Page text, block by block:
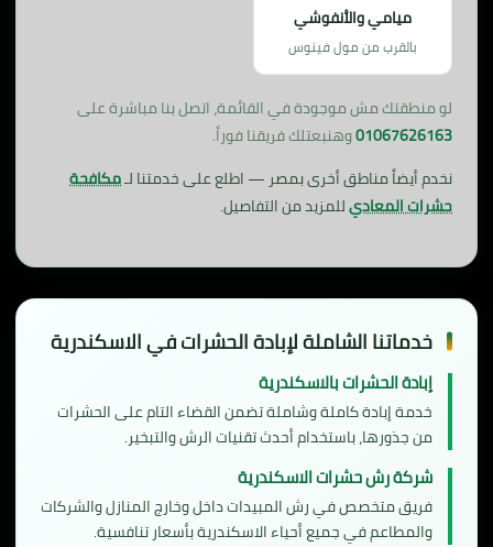
ميامي والأنفوشي
بالقرب من مول فينوس
لو منطقتك مش موجودة في القائمة، اتصل بنا مباشرة على
01067626163وهنبعتلك فريقنا فوراً.
نخدم أيضاً مناطق أخرى بمصر — اطلع على خدمتنا لـمكافحة
حشرات المعاديللمزيد من التفاصيل.
خدماتنا الشاملة لإبادة الحشرات في الاسكندرية
إبادة الحشرات بالاسكندرية
خدمة إبادة كاملة وشاملة تضمن القضاء التام على الحشرات
من جذورها، باستخدام أحدث تقنيات الرش والتبخير.
شركة رش حشرات الاسكندرية
فريق متخصص في رش المبيدات داخل وخارج المنازل والشركات
والمطاعم في جميع أحياء الاسكندرية بأسعار تنافسية.